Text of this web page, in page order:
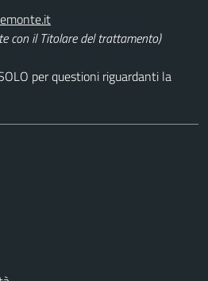
con il Titolare del trattamento)
per questioni riguardanti la